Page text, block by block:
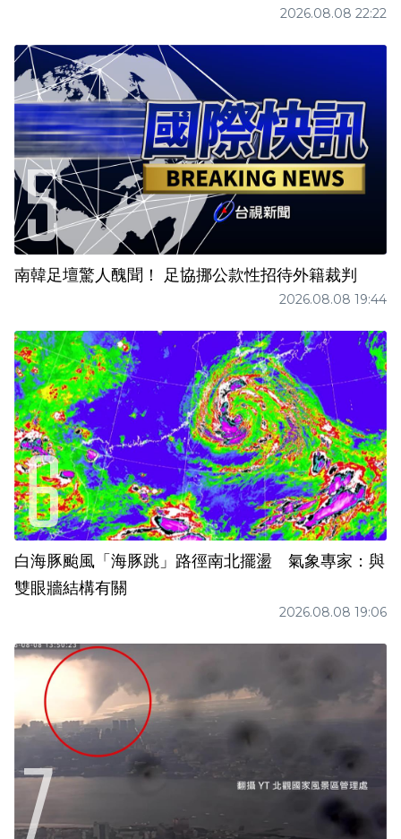
2026.08.08 22:22
南韓足壇驚人醜聞！ 足協挪公款性招待外籍裁判
2026.08.08 19:44
白海豚颱風「海豚跳」路徑南北擺盪 氣象專家：與
雙眼牆結構有關
2026.08.08 19:06